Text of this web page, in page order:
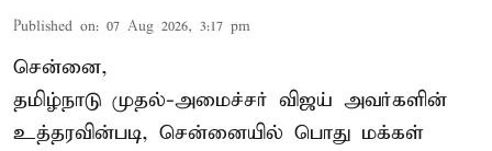
Published on: 07 Aug 2026, 3:17 pm
சென்னை,
தமிழ்நாடு முதல்-அமைச்சர் விஜய் அவர்களின்
உத்தரவின்படி, சென்னையில் பொது மக்கள்